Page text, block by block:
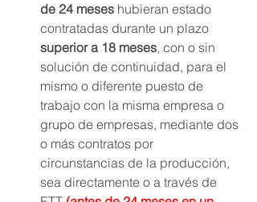
de 24 meses hubieran estado
contratadas durante un plazo
superior a 18 meses, con o sin
solución de continuidad, para el
mismo o diferente puesto de
trabajo con la misma empresa o
grupo de empresas, mediante dos
o más contratos por
circunstancias de la producción,
sea directamente o a través de